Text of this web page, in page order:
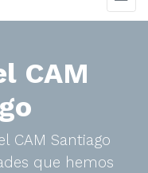
CAM
CAM Santiago
que hemos